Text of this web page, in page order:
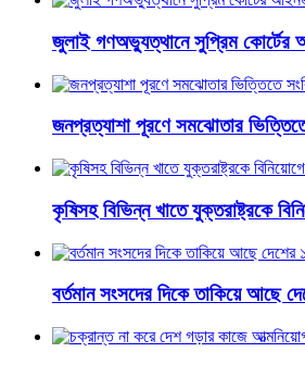
জুলাই গণঅভ্যুত্থানে সুপ্রিম কোর্টের
জনপ্রত্যাশা পূরণে সমঝোতার ভিত্তিতে
কৃষিসহ বিভিন্ন খাতে যুক্তরাষ্ট্রকে
বর্তমান সংসদের দিকে তাকিয়ে আছে